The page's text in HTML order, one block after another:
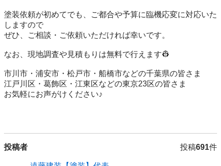
塗装依頼が初めてでも、ご都合や予算に臨機応変に対応いた
しますので
ぜひ、ご相談・ご依頼いただければ幸いです。
なお、現地調査や見積もりは無料で行えます👷‍
市川市・浦安市・松戸市・船橋市などの千葉県の皆さま
江戸川区・葛飾区・江東区などの東京23区の皆さま
お気軽にお声がけください♪
投稿者 投稿691件